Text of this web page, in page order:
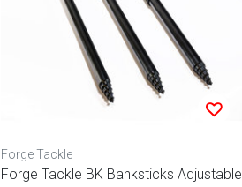
Forge Tackle
Forge Tackle BK Banksticks Adjustable